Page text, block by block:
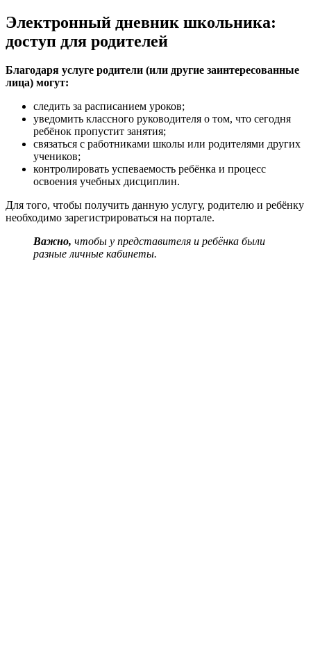
Электронный дневник школьника:
доступ для родителей
Благодаря услуге родители (или другие заинтересованные
лица) могут:
следить за расписанием уроков;
уведомить классного руководителя о том, что сегодня
ребёнок пропустит занятия;
связаться с работниками школы или родителями других
учеников;
контролировать успеваемость ребёнка и процесс
освоения учебных дисциплин.
Для того, чтобы получить данную услугу, родителю и ребёнку
необходимо зарегистрироваться на портале.
Важно, чтобы у представителя и ребёнка были
разные личные кабинеты.